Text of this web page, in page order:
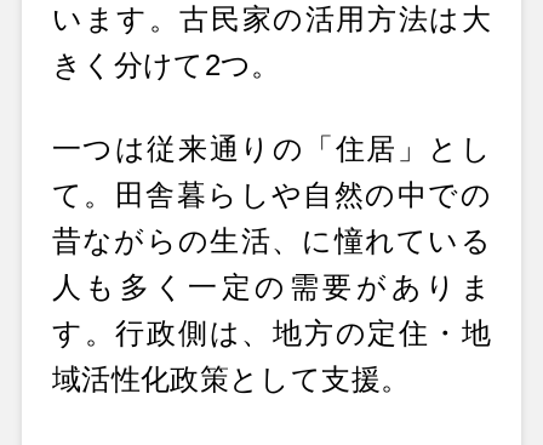
います。古民家の活用方法は大
きく分けて2つ。
一つは従来通りの「住居」とし
て。田舎暮らしや自然の中での
昔ながらの生活、に憧れている
人も多く一定の需要がありま
す。行政側は、地方の定住・地
域活性化政策として支援。